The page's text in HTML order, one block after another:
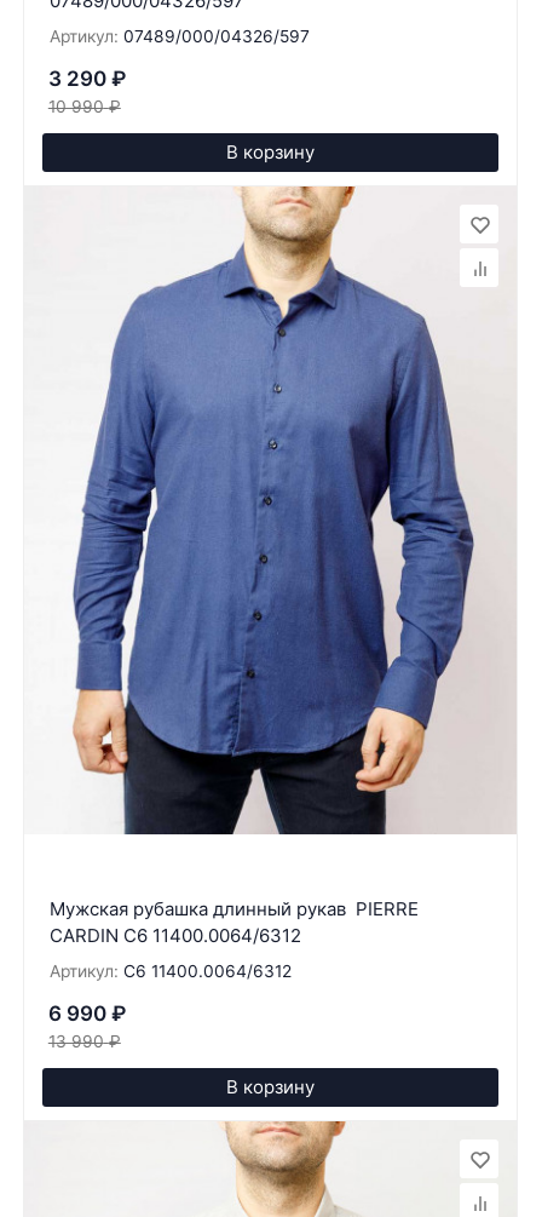
Артикул: 07489/000/04326/597
3 290 ₽
10 990 ₽
В корзину
Мужская рубашка длинный рукав PIERRE
CARDIN C6 11400.0064/6312
Артикул: C6 11400.0064/6312
6 990 ₽
13 990 ₽
В корзину